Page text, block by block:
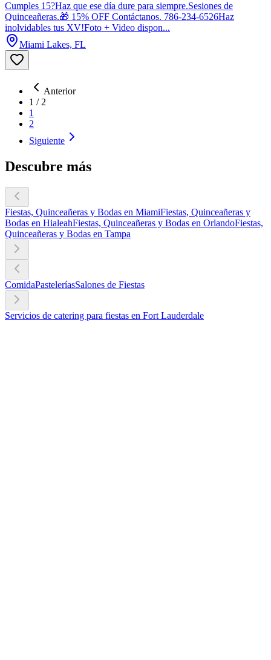
Cumples 15?Haz que ese día dure para siempre.Sesiones de
Quinceañeras.🎁 15% OFF Contáctanos. 786-234-6526Haz
inolvidables tus XV!Foto + Video dispon...
Miami Lakes, FL
Anterior
1 / 2
1
2
Siguiente
Descubre más
Fiestas, Quinceañeras y Bodas en MiamiFiestas, Quinceañeras y
Bodas en HialeahFiestas, Quinceañeras y Bodas en OrlandoFiestas,
Quinceañeras y Bodas en Tampa
ComidaPasteleríasSalones de Fiestas
Servicios de catering para fiestas en Fort Lauderdale